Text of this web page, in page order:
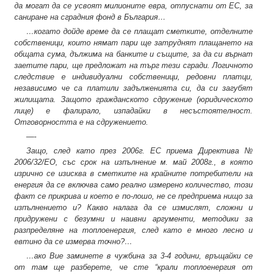
да могат да се усвоят милионите евра, отпуснати от ЕС, за
саниране на сградния фонд в България…
…когато дойде време да се плащат сметките, отделните
собственици, които нямат пари ще затруднят плащането на
общата сума, дължима на банките и същите, за да си върнат
заетите пари, ще предложат на търг тези сгради. Логичното
следствие е индивидуални собственици, редовни платци,
независимо че са платили задълженията си, да си загубят
жилищата. Защото гражданското сдружение (юридическото
лице) е фалирало, изпадайки в несъстоятелност.
Отговорността е на сдружението.
—-
Защо, след като през 2006г. ЕС приема Директива №
2006/32/ЕО, със срок на изпълнение м. май 2008г., в която
изрично се изисква в сметките на крайните потребители на
енергия да се включва само реално измерено количество, този
факт се прикрива и което е по-лошо, не се предприема нищо за
изпълнението и? Какво налага да се измислят, сложни и
придружени с безумни и наивни аргументи, методики за
разпределяне на топлоенергия, след като е много лесно и
евтино да се измерва точно?…
…ако Вие заминете в чужбина за 3-4 години, връщайки се
от там ще разберете, че сте “крали топлоенергия от